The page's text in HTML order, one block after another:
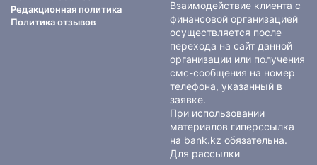
Редакционная политика
Политика отзывов
Взаимодействие клиента с
финансовой организацией
осуществляется после
перехода на сайт данной
организации или получения
смс-сообщения на номер
телефона, указанный в
заявке.
При использовании
материалов гиперссылка
на bank.kz обязательна.
Для рассылки